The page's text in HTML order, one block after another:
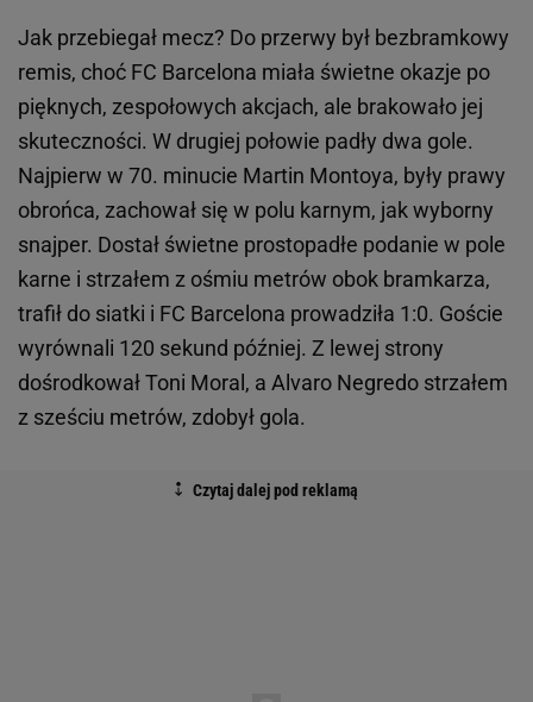
Jak przebiegał mecz? Do przerwy był bezbramkowy
remis, choć FC Barcelona miała świetne okazje po
pięknych, zespołowych akcjach, ale brakowało jej
skuteczności. W drugiej połowie padły dwa gole.
Najpierw w 70. minucie Martin Montoya, były prawy
obrońca, zachował się w polu karnym, jak wyborny
snajper. Dostał świetne prostopadłe podanie w pole
karne i strzałem z ośmiu metrów obok bramkarza,
trafił do siatki i FC Barcelona prowadziła 1:0. Goście
wyrównali 120 sekund później. Z lewej strony
dośrodkował Toni Moral, a Alvaro Negredo strzałem
z sześciu metrów, zdobył gola.